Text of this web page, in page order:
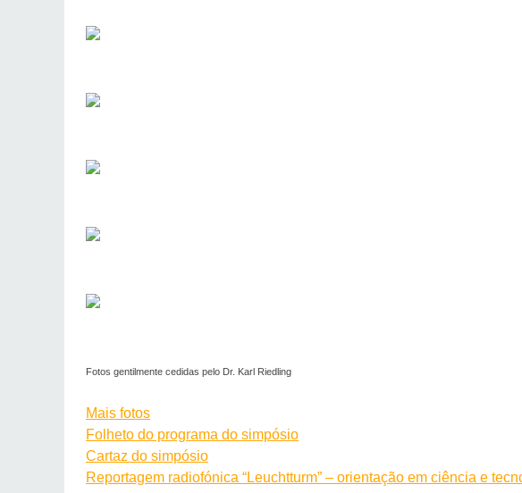
Fotos gentilmente cedidas pelo Dr. Karl Riedling
Mais fotos
Folheto do programa do simpósio
Cartaz do simpósio
Reportagem radiofónica “Leuchtturm” – orientação em ciência e